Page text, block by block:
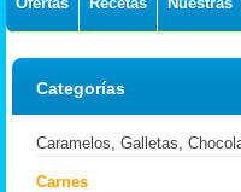
Categorías
Caramelos, Galletas,
Carnes